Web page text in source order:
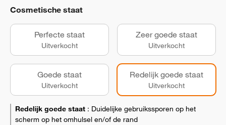
Cosmetische staat
Perfecte staat
Uitverkocht
Zeer goede staat
Uitverkocht
Goede staat
Uitverkocht
Redelijk goede staat
Uitverkocht
Redelijk goede staat : Duidelijke gebruikssporen op het
scherm op het omhulsel en/of de rand